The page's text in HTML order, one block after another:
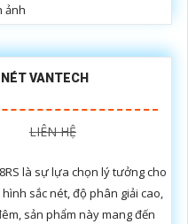
ảnh
VANTECH
LIÊN HỆ
là sự lựa chọn lý tưởng cho
sắc nét, độ phân giải cao,
sản phẩm này mang đến